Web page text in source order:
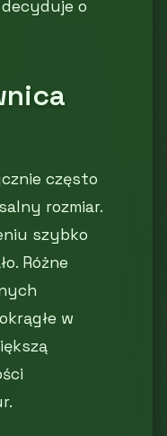
o
często
rozmiar.
szybko
Różne
w